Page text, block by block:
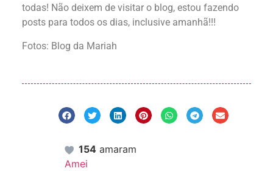
todas! Não deixem de visitar o blog, estou fazendo
posts para todos os dias, inclusive amanhã!!!
Fotos: Blog da Mariah
154 amaram
Amei